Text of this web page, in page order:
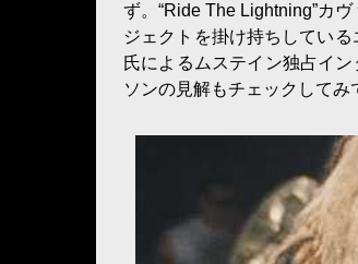
ず。“Ride The Lightning”カ
ジェクトを掛け持ちしてい
氏によるムステイン独占イ
ソンの見解もチェックしてみ